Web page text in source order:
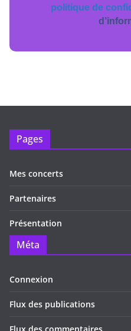
politique de
Pages
Mes concerts
Partenaires
Présentation
Méta
Connexion
Flux des publications